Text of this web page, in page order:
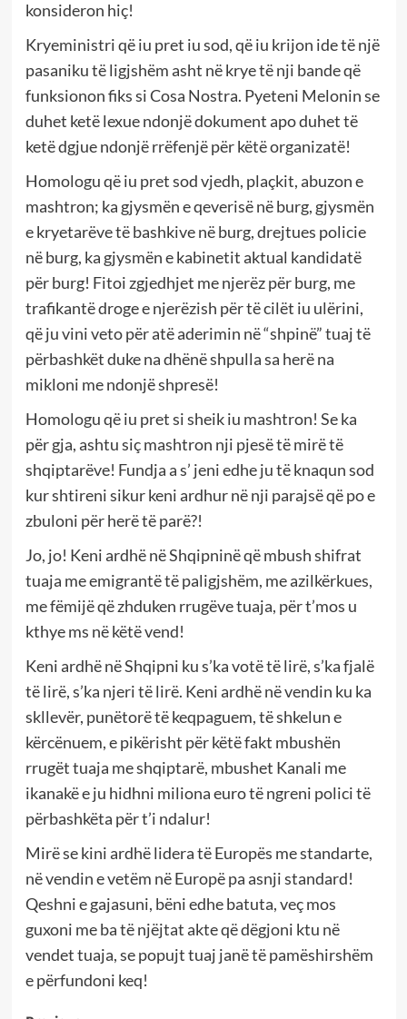
konsideron hiç!
Kryeministri që iu pret iu sod, që iu krijon ide të një
pasaniku të ligjshëm asht në krye të nji bande që
funksionon fiks si Cosa Nostra. Pyeteni Melonin se
duhet ketë lexue ndonjë dokument apo duhet të
ketë dgjue ndonjë rrëfenjë për këtë organizatë!
Homologu që iu pret sod vjedh, plaçkit, abuzon e
mashtron; ka gjysmën e qeverisë në burg, gjysmën
e kryetarëve të bashkive në burg, drejtues policie
në burg, ka gjysmën e kabinetit aktual kandidatë
për burg! Fitoi zgjedhjet me njerëz për burg, me
trafikantë droge e njerëzish për të cilët iu ulërini,
që ju vini veto për atë aderimin në “shpinë” tuaj të
përbashkët duke na dhënë shpulla sa herë na
mikloni me ndonjë shpresë!
Homologu që iu pret si sheik iu mashtron! Se ka
për gja, ashtu siç mashtron nji pjesë të mirë të
shqiptarëve! Fundja a s’ jeni edhe ju të knaqun sod
kur shtireni sikur keni ardhur në nji parajsë që po e
zbuloni për herë të parë?!
Jo, jo! Keni ardhë në Shqipninë që mbush shifrat
tuaja me emigrantë të paligjshëm, me azilkërkues,
me fëmijë që zhduken rrugëve tuaja, për t’mos u
kthye ms në këtë vend!
Keni ardhë në Shqipni ku s’ka votë të lirë, s’ka fjalë
të lirë, s’ka njeri të lirë. Keni ardhë në vendin ku ka
skllevër, punëtorë të keqpaguem, të shkelun e
kërcënuem, e pikërisht për këtë fakt mbushën
rrugët tuaja me shqiptarë, mbushet Kanali me
ikanakë e ju hidhni miliona euro të ngreni polici të
përbashkëta për t’i ndalur!
Mirë se kini ardhë lidera të Europës me standarte,
në vendin e vetëm në Europë pa asnji standard!
Qeshni e gajasuni, bëni edhe batuta, veç mos
guxoni me ba të njëjtat akte që dëgjoni ktu në
vendet tuaja, se popujt tuaj janë të pamëshirshëm
e përfundoni keq!